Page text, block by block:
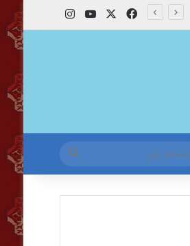
فیس بوکیوتیوباینستاگرام
جستجو
برای